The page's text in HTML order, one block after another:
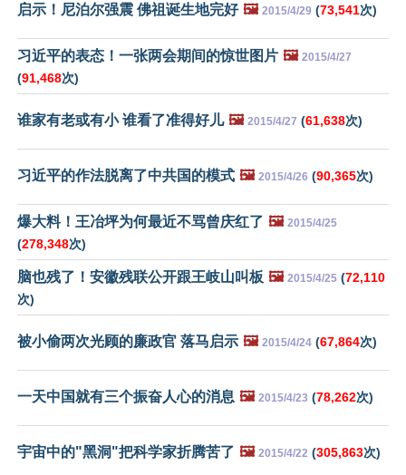
启示！尼泊尔强震 佛祖诞生地完好 🖼️ 2015/4/29 (73,541次)
习近平的表态！一张两会期间的惊世图片 🖼️ 2015/4/27
(91,468次)
谁家有老或有小 谁看了准得好儿 🖼️ 2015/4/27 (61,638次)
习近平的作法脱离了中共国的模式 🖼️ 2015/4/26 (90,365次)
爆大料！王冶坪为何最近不骂曾庆红了 🖼️ 2015/4/25
(278,348次)
脑也残了！安徽残联公开跟王岐山叫板 🖼️ 2015/4/25 (72,110
次)
被小偷两次光顾的廉政官 落马启示 🖼️ 2015/4/24 (67,864次)
一天中国就有三个振奋人心的消息 🖼️ 2015/4/23 (78,262次)
宇宙中的"黑洞"把科学家折腾苦了 🖼️ 2015/4/22 (305,863次)